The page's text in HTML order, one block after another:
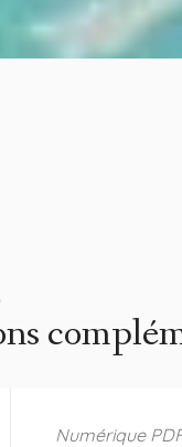
Numérique